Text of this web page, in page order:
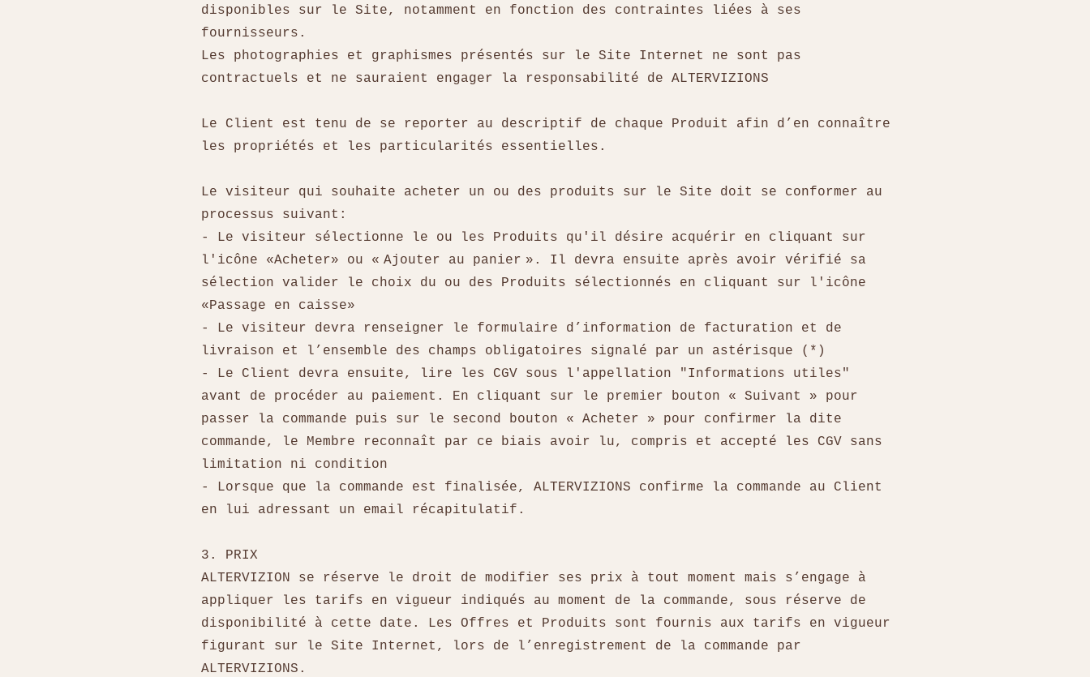
disponibles sur le Site, notamment en fonction des contraintes liées à ses
fournisseurs.
Les photographies et graphismes présentés sur le Site Internet ne sont pas
contractuels et ne sauraient engager la responsabilité de ALTERVIZIONS
Le Client est tenu de se reporter au descriptif de chaque Produit afin d’en connaître
les propriétés et les particularités essentielles.
Le visiteur qui souhaite acheter un ou des produits sur le Site doit se conformer au
processus suivant:
- Le visiteur sélectionne le ou les Produits qu'il désire acquérir en cliquant sur
l'icône «Acheter» ou « Ajouter au panier ». Il devra ensuite après avoir vérifié sa
sélection valider le choix du ou des Produits sélectionnés en cliquant sur l'icône
«Passage en caisse»
- Le visiteur devra renseigner le formulaire d’information de facturation et de
livraison et l’ensemble des champs obligatoires signalé par un astérisque (*)
- Le Client devra ensuite, lire les CGV sous l'appellation "Informations utiles"
avant de procéder au paiement. En cliquant sur le premier bouton « Suivant » pour
passer la commande puis sur le second bouton « Acheter » pour confirmer la dite
commande, le Membre reconnaît par ce biais avoir lu, compris et accepté les CGV sans
limitation ni condition
- Lorsque que la commande est finalisée, ALTERVIZIONS confirme la commande au Client
en lui adressant un email récapitulatif.
3. PRIX
ALTERVIZION se réserve le droit de modifier ses prix à tout moment mais s’engage à
appliquer les tarifs en vigueur indiqués au moment de la commande, sous réserve de
disponibilité à cette date. Les Offres et Produits sont fournis aux tarifs en vigueur
figurant sur le Site Internet, lors de l’enregistrement de la commande par
ALTERVIZIONS.